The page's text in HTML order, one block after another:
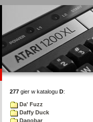
277 gier w katalogu D:
Da' Fuzz
Daffy Duck
Dagobar